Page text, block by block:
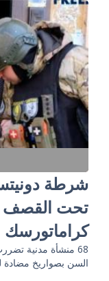
شرطة
تحت القصف
كراماتورسك
68 منشأة مدنية
السن بصواريخ مضادة